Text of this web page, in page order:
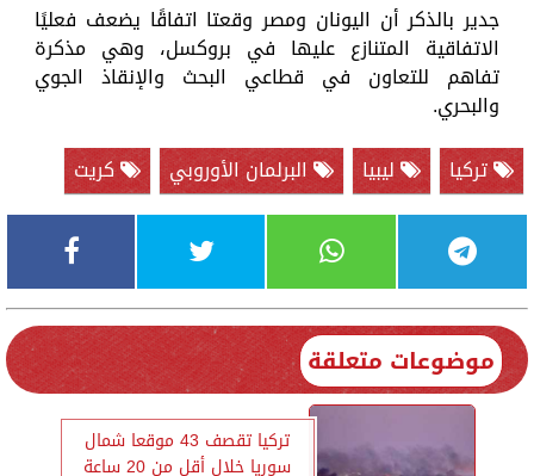
جدير بالذكر أن اليونان ومصر وقعتا اتفاقًا يضعف فعليًا
الاتفاقية المتنازع عليها في بروكسل، وهي مذكرة
تفاهم للتعاون في قطاعي البحث والإنقاذ الجوي
والبحري.
تركيا
ليبيا البرلمان الأوروبي كريت
موضوعات متعلقة
تركيا تقصف 43 موقعا شمال
سوريا خلال أقل من 20 ساعة